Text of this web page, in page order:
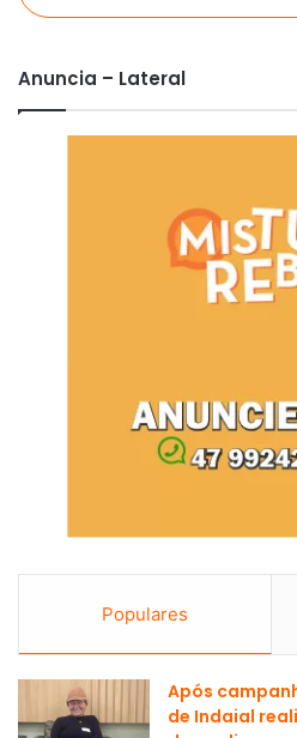
Anuncia – Lateral
Populares
Após
de Indaial